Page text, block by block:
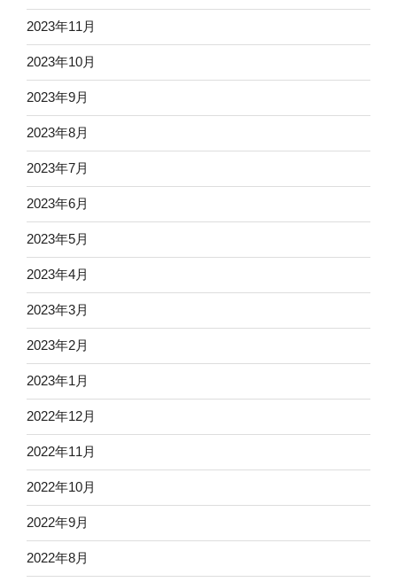
2023年11月
2023年10月
2023年9月
2023年8月
2023年7月
2023年6月
2023年5月
2023年4月
2023年3月
2023年2月
2023年1月
2022年12月
2022年11月
2022年10月
2022年9月
2022年8月